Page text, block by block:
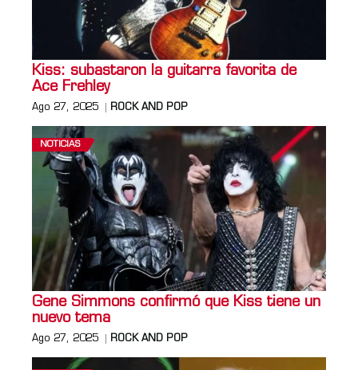
Kiss: subastaron la guitarra favorita de
Ace Frehley
Ago 27, 2025 ROCK AND POP
NOTICIAS
Gene Simmons confirmó que Kiss tiene un
nuevo tema
Ago 27, 2025 ROCK AND POP